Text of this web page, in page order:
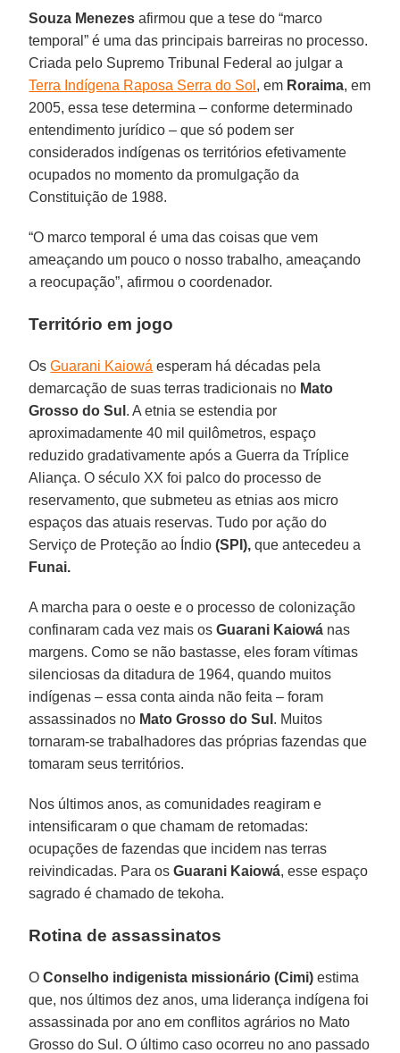
Souza Menezes afirmou que a tese do “marco
temporal” é uma das principais barreiras no processo.
Criada pelo Supremo Tribunal Federal ao julgar a
Terra Indígena Raposa Serra do Sol , em Roraima, em
2005, essa tese determina – conforme determinado
entendimento jurídico – que só podem ser
considerados indígenas os territórios efetivamente
ocupados no momento da promulgação da
Constituição de 1988.
“O marco temporal é uma das coisas que vem
ameaçando um pouco o nosso trabalho, ameaçando
a reocupação”, afirmou o coordenador.
Território em jogo
OsGuarani Kaiowá esperam há décadas pela
demarcação de suas terras tradicionais no Mato
Grosso do Sul . A etnia se estendia por
aproximadamente 40 mil quilômetros, espaço
reduzido gradativamente após a Guerra da Tríplice
Aliança. O século XX foi palco do processo de
reservamento, que submeteu as etnias aos micro
espaços das atuais reservas. Tudo por ação do
Serviço de Proteção ao Índio(SPI), que antecedeu a
Funai.
A marcha para o oeste e o processo de colonização
confinaram cada vez mais osGuarani Kaiowá nas
margens. Como se não bastasse, eles foram vítimas
silenciosas da ditadura de 1964, quando muitos
indígenas – essa conta ainda não feita – foram
assassinados no Mato Grosso do Sul . Muitos
tornaram-se trabalhadores das próprias fazendas que
tomaram seus territórios.
Nos últimos anos, as comunidades reagiram e
intensificaram o que chamam de retomadas:
ocupações de fazendas que incidem nas terras
reivindicadas. Para osGuarani Kaiowá, esse espaço
sagrado é chamado de tekoha.
Rotina de assassinatos
OConselho indigenista missionário (Cimi) estima
que, nos últimos dez anos, uma liderança indígena foi
assassinada por ano em conflitos agrários no Mato
Grosso do Sul. O último caso ocorreu no ano passado